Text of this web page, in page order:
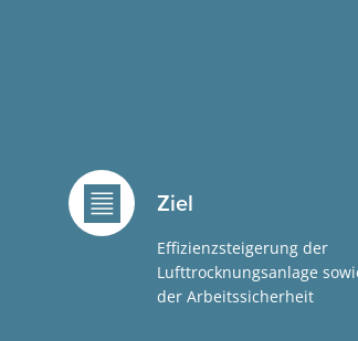
Ziel
Effizienzsteigerung der
Lufttrocknungsanlage
der Arbeitssicherheit